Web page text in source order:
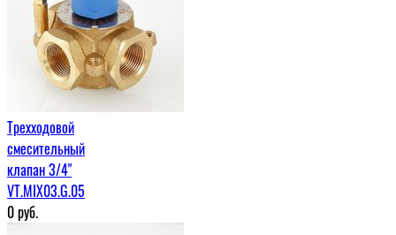
Трехходовой
смесительный
клапан 3/4"
VT.MIX03.G.05
0руб.